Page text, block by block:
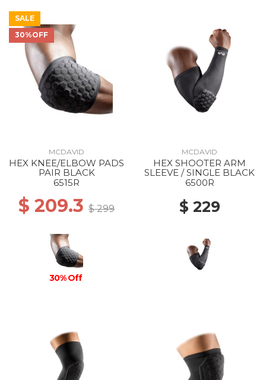
SALE
30%OFF
MCDAVID
HEX KNEE/ELBOW PADS
PAIR BLACK
6515R
$ 209.3 $ 299
30% Off
MCDAVID
HEX SHOOTER ARM
SLEEVE / SINGLE BLACK
6500R
$ 229